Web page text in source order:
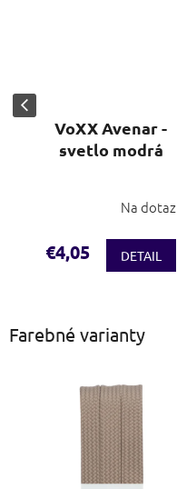
VoXX Avenar -
svetlo modrá
Na dotaz
€4,05 DETAIL
Farebné varianty